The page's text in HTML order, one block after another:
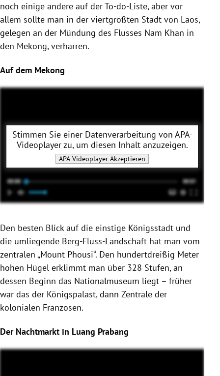
noch einige andere auf der To-do-Liste, aber vor
allem sollte man in der viertgrößten Stadt von Laos,
gelegen an der Mündung des Flusses Nam Khan in
den Mekong, verharren.
Auf dem Mekong
Stimmen Sie einer Datenverarbeitung von APA-
Videoplayerzu, um diesen Inhalt anzuzeigen.
APA-Videoplayer Akzeptieren
Den besten Blick auf die einstige Königsstadt und
die umliegende Berg-Fluss-Landschaft hat man vom
zentralen „Mount Phousi“. Den hundertdreißig Meter
hohen Hügel erklimmt man über 328 Stufen, an
dessen Beginn das Nationalmuseum liegt – früher
war das der Königspalast, dann Zentrale der
kolonialen Franzosen.
Der Nachtmarkt in Luang Prabang